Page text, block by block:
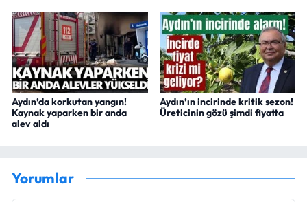
Aydın’da korkutan yangın!
Kaynak yaparken bir anda
alev aldı
Aydın’ın incirinde kritik sezon!
Üreticinin gözü şimdi fiyatta
Yorumlar